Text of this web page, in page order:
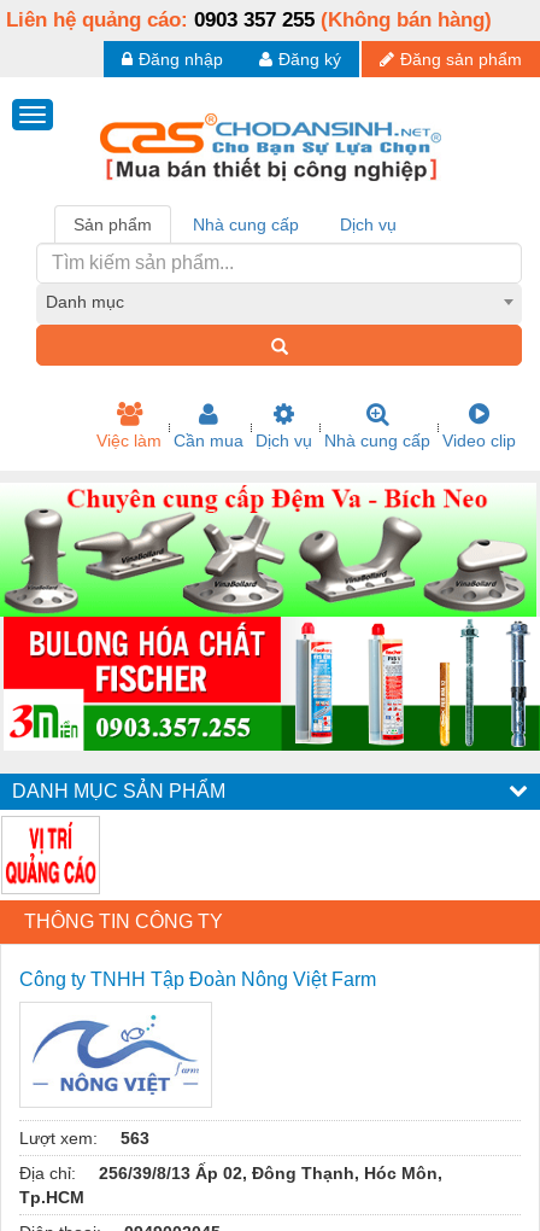
Liên hệ quảng cáo: 0903 357 255 (Không bán hàng)
Đăng sản phẩm
Đăng ký
Đăng nhập
Sản phẩm Nhà cung cấp Dịch vụ
Danh mục
Việc làm Cần mua Dịch vụ Nhà cung cấp Video clip
DANH MỤC SẢN PHẨM
THÔNG TIN CÔNG TY
Công ty TNHH Tập Đoàn Nông Việt Farm
Lượt xem:
563
Địa chỉ:
256/39/8/13 Ấp 02, Đông Thạnh, Hóc Môn,
Tp.HCM